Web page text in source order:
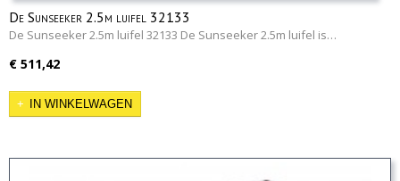
De Sunseeker 2.5m luifel 32133
De Sunseeker 2.5m luifel 32133 De Sunseeker 2.5m luifel is…
€ 511,42
IN WINKELWAGEN